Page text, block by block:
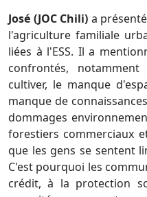
José (JOC Chili) a
l'agriculture familiale
liées à l'ESS. Il a
confrontés,
cultiver, le manque
manque de
dommages
forestiers commerciaux
que les gens se sentent
C'est pourquoi les
crédit, à la protection